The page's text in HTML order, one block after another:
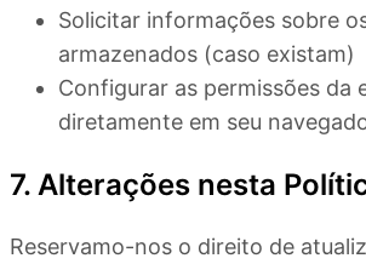
Solicitar informações sobre
armazenados (caso existam)
Configurar as permissões da
diretamente em seu
7. Alterações nesta
Reservamo-nos o direito de